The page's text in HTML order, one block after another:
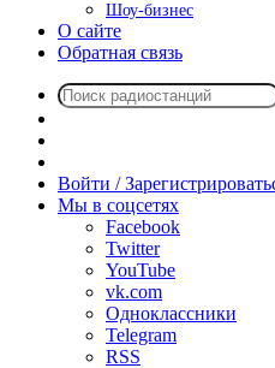
Шоу-бизнес
О сайте
Обратная связь
радио
Войти /
Мы в соцсетях
Facebook
Twitter
YouTube
vk.com
Одноклассники
Telegram
RSS